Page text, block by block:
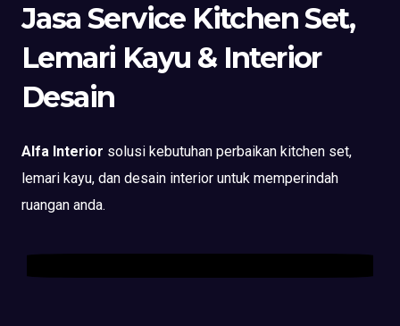
Jasa Service Kitchen Set,
Lemari Kayu & Interior
Desain
Alfa Interior solusi kebutuhan perbaikan kitchen set,
lemari kayu, dan desain interior untuk memperindah
ruangan anda.